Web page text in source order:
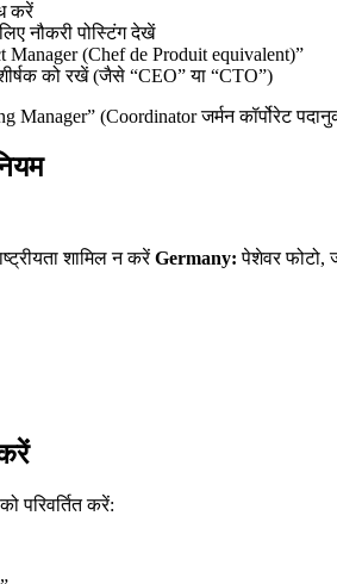
करें
नौकरी पोस्टिंग देखें
(Chef de Produit equivalent)”
को रखें (जैसे “CEO” या “CTO”)
(Coordinator जर्मन कॉर्पोरेट
शामिल न करेंGermany: पेशेवर फोटो,
परिवर्तित करें: